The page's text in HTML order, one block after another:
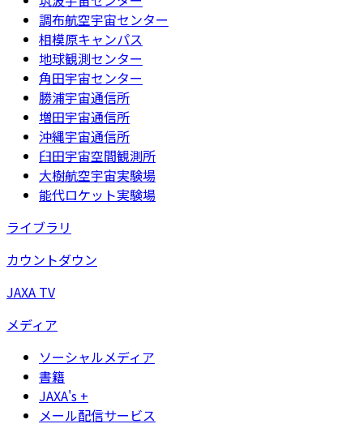
調布航空宇宙センター
相模原キャンパス
地球観測センター
角田宇宙センター
勝浦宇宙通信所
増田宇宙通信所
沖縄宇宙通信所
臼田宇宙空間観測所
大樹航空宇宙実験場
能代ロケット実験場
ライブラリ
カウントダウン
JAXA TV
メディア
ソーシャルメディア
書籍
JAXA's +
メール配信サービス